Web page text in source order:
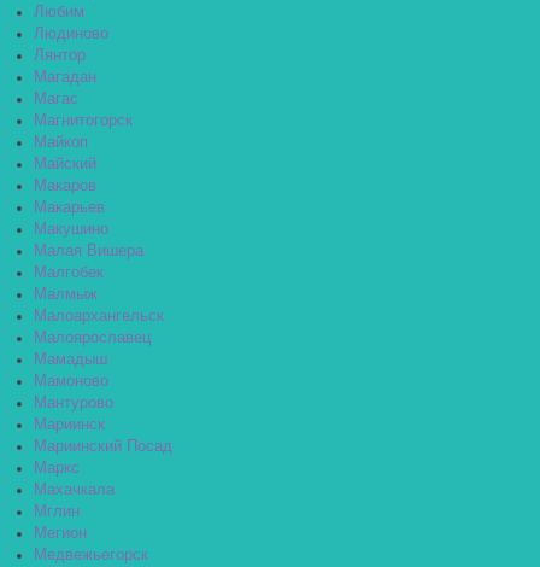
Любим
Людиново
Лянтор
Магадан
Магас
Магнитогорск
Майкоп
Майский
Макаров
Макарьев
Макушино
Малая Вишера
Малгобек
Малмыж
Малоархангельск
Малоярославец
Мамадыш
Мамоново
Мантурово
Мариинск
Мариинский Посад
Маркс
Махачкала
Мглин
Мегион
Медвежьегорск